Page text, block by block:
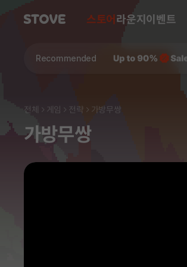
스토어 라운지 이벤트
Recommended
전체 게임 전략 가방무쌍
가방무쌍